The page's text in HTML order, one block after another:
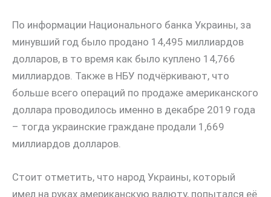
По информации Национального банка Украины, за
минувший год было продано 14,495 миллиардов
долларов, в то время как было куплено 14,766
миллиардов. Также в НБУ подчёркивают, что
больше всего операций по продаже американского
доллара проводилось именно в декабре 2019 года
– тогда украинские граждане продали 1,669
миллиардов долларов.
Стоит отметить, что народ Украины, который
имел на руках американскую валюту, попытался её